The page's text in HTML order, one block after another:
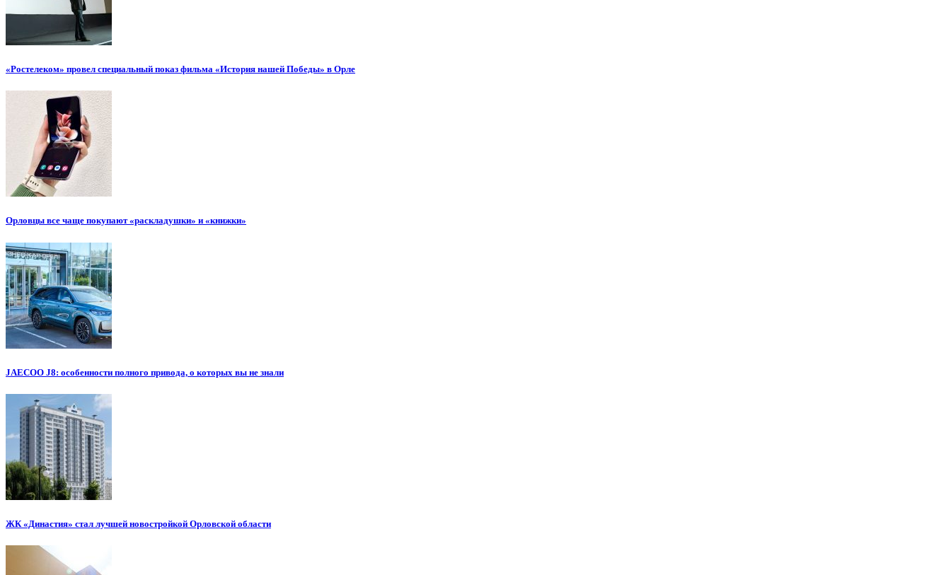
«Ростелеком» провел специальный показ фильма «История нашей Победы» в Орле
Орловцы все чаще покупают «раскладушки» и «книжки»
JAECOO J8: особенности полного привода, о которых вы не знали
ЖК «Династия» стал лучшей новостройкой Орловской области